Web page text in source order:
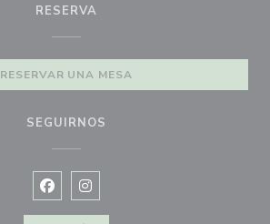
RESERVA
RESERVAR UNA MESA
SEGUIRNOS
Facebook ((abre en una nueva
Instagram ((abre en una